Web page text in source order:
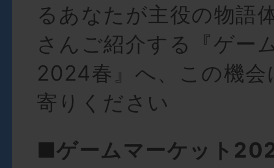
るあなたが主役の物語
さんご紹介する『ゲー
2024春』へ、この機
寄りください
■ゲームマーケット